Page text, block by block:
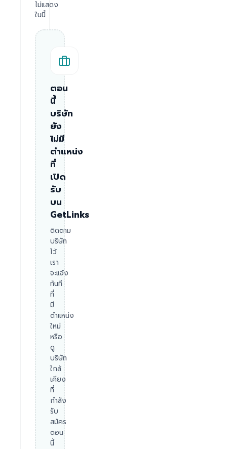
ไม่แสดง
ในนี้
ตอน
นี้
บริษัท
ยัง
ไม่มี
ตำแหน่ง
ที่
เปิด
รับ
บน
GetLinks
ติดตาม
บริษัท
ไว้
เรา
จะแจ้ง
ทันที
ที่
มี
ตำแหน่ง
ใหม่
หรือ
ดู
บริษัท
ใกล้
เคียง
ที่
กำลัง
รับ
สมัคร
ตอน
นี้